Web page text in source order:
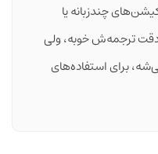
چندزبانه یا
دقت ترجمه‌ش خوبه، ولی
برای استفاده‌های